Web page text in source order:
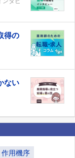
得の
ない
用機序